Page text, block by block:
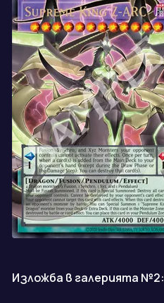
Изложба в галерията №2: